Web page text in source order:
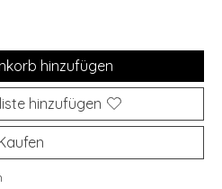
hinzufügen
hinzufügen